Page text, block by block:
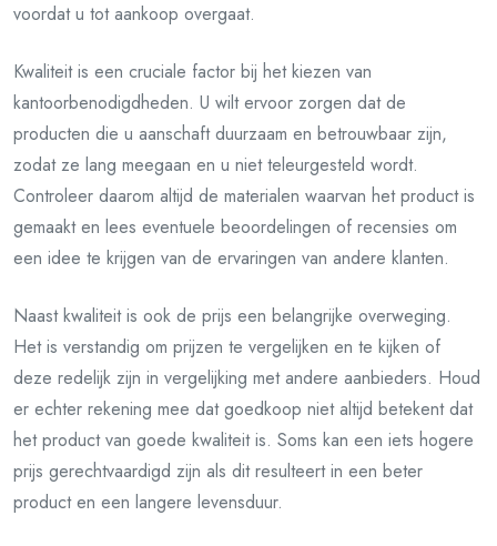
voordat u tot aankoop overgaat.
Kwaliteit is een cruciale factor bij het kiezen van
kantoorbenodigdheden. U wilt ervoor zorgen dat de
producten die u aanschaft duurzaam en betrouwbaar zijn,
zodat ze lang meegaan en u niet teleurgesteld wordt.
Controleer daarom altijd de materialen waarvan het product is
gemaakt en lees eventuele beoordelingen of recensies om
een idee te krijgen van de ervaringen van andere klanten.
Naast kwaliteit is ook de prijs een belangrijke overweging.
Het is verstandig om prijzen te vergelijken en te kijken of
deze redelijk zijn in vergelijking met andere aanbieders. Houd
er echter rekening mee dat goedkoop niet altijd betekent dat
het product van goede kwaliteit is. Soms kan een iets hogere
prijs gerechtvaardigd zijn als dit resulteert in een beter
product en een langere levensduur.